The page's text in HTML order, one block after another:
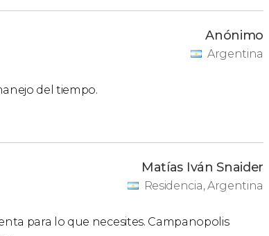
Anónimo
Argentina
del tiempo.
Matías Iván Snaider
Residencia, Argentina
para lo que necesites. Campanopolis